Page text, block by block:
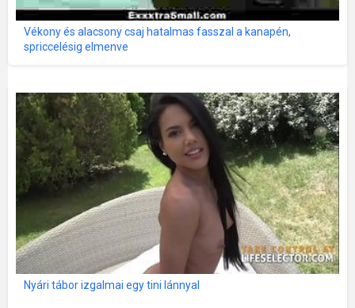
Vékony és alacsony csaj hatalmas fasszal a kanapén,
spriccelésig elmenve
Nyári tábor izgalmai egy tini lánnyal